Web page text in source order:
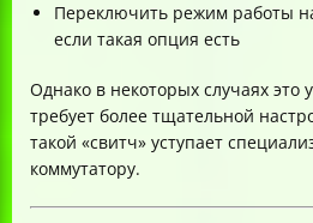
Переключить режим работы
если такая опция есть
Однако в некоторых случаях это
требует более тщательной
такой «свитч» уступает
коммутатору.